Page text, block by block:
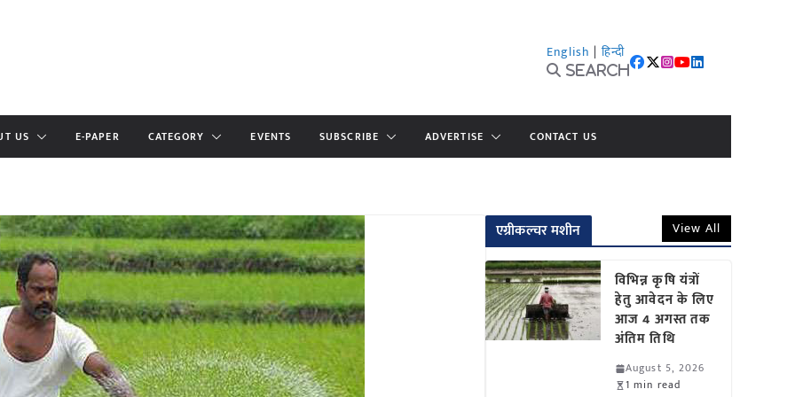
English | हिन्दी
Search
US E-PAPER CATEGORY EVENTS SUBSCRIBE ADVERTISE CONTACT US
एग्रीकल्चर मशीन View All
विभिन्न कृषि यंत्रों
हेतु आवेदन के लिए
आज 4 अगस्त तक
अंतिम तिथि
August 5, 2026
1 min read